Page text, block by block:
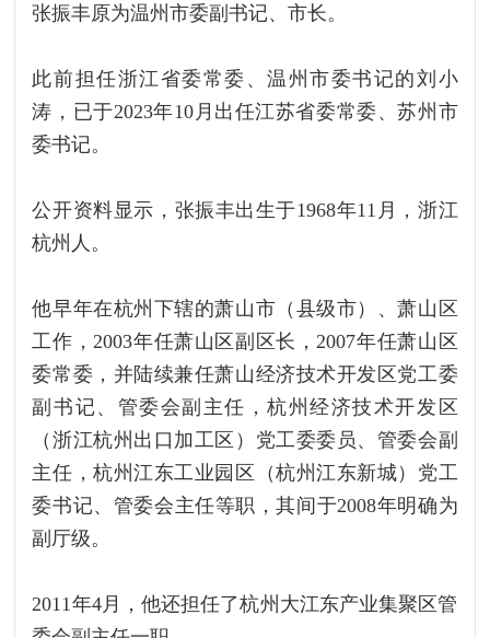
张振丰原为温州市委副书记、市长。
此前担任浙江省委常委、温州市委书记的刘小
涛，已于2023年10月出任江苏省委常委、苏州市
委书记。‍‍‍‍‍‍‍‍‍
公开资料显示，张振丰出生于1968年11月，浙江
杭州人。
他早年在杭州下辖的萧山市（县级市）、萧山区
工作，2003年任萧山区副区长，2007年任萧山区
委常委，并陆续兼任萧山经济技术开发区党工委
副书记、管委会副主任，杭州经济技术开发区
（浙江杭州出口加工区）党工委委员、管委会副
主任，杭州江东工业园区（杭州江东新城）党工
委书记、管委会主任等职，其间于2008年明确为
副厅级。
2011年4月，他还担任了‍杭州大江东产业集聚区管